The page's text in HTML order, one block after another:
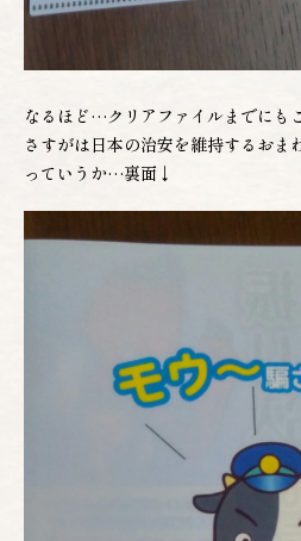
なるほど…クリアファイルまでにも
さすがは日本の治安を維持するおま
っていうか…裏面↓